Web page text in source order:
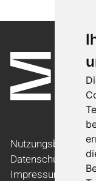
Impressum